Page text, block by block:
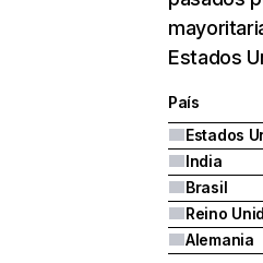
Estados
País
India
Brasil
Reino
Alemania